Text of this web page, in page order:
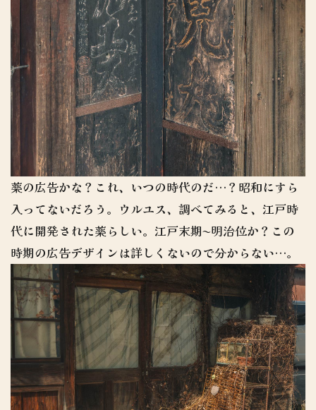
薬の広告かな？これ、いつの時代のだ…？昭和にすら
入ってないだろう。ウルユス、調べてみると、江戸時
代に開発された薬らしい。江戸末期〜明治位か？この
時期の広告デザインは詳しくないので分からない…。